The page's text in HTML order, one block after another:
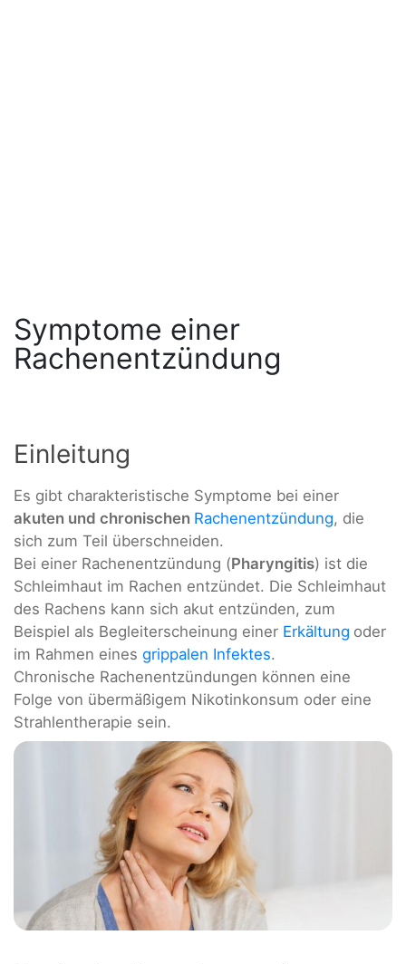
Symptome einer
Rachenentzündung
Einleitung
Es gibt charakteristische Symptome bei einer
akuten und chronischen Rachenentzündung, die
sich zum Teil überschneiden.
Bei einer Rachenentzündung (Pharyngitis) ist die
Schleimhaut im Rachen entzündet. Die Schleimhaut
des Rachens kann sich akut entzünden, zum
Beispiel als Begleiterscheinung einer Erkältung oder
im Rahmen eines grippalen Infektes.
Chronische Rachenentzündungen können eine
Folge von übermäßigem Nikotinkonsum oder eine
Strahlentherapie sein.